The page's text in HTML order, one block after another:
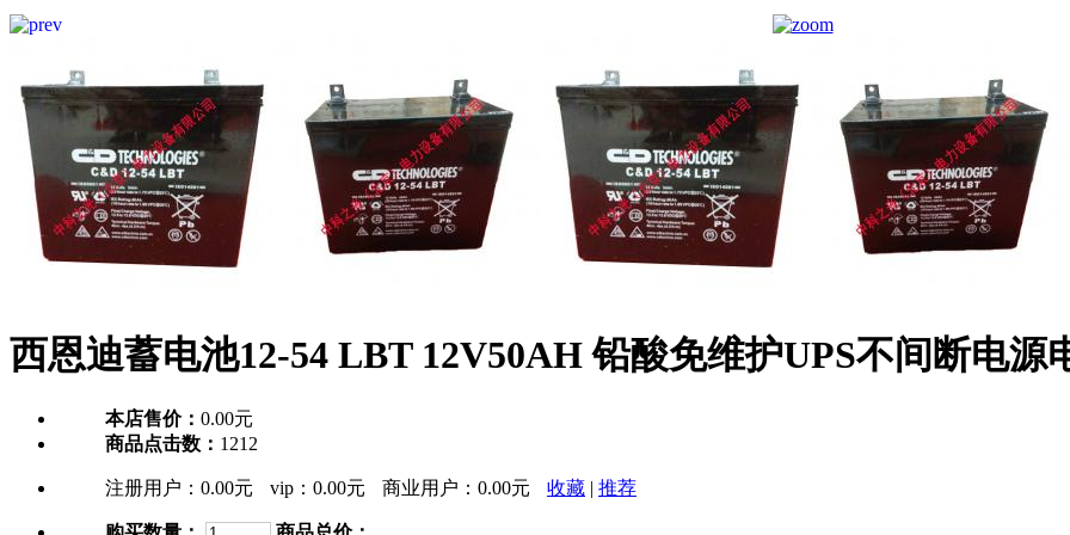
西恩迪蓄电池12-54 LBT 12V50AH 铅酸免维护UPS不间断电源
本店售价： 0.00元
商品点击数： 1212
注册用户： 0.00元 vip： 0.00元 商业用户： 0.00元 收藏 | 推荐